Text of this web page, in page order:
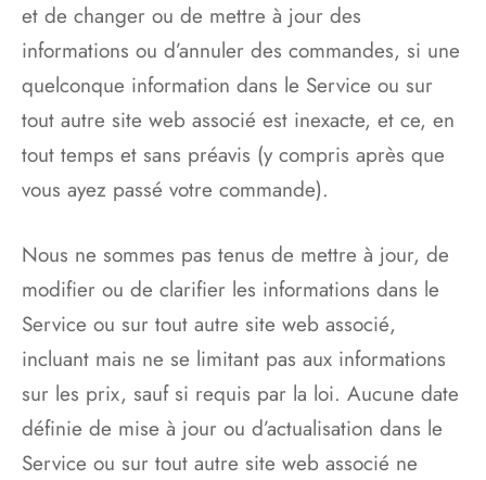
et de changer ou de mettre à jour des
informations ou d’annuler des commandes, si une
quelconque information dans le Service ou sur
tout autre site web associé est inexacte, et ce, en
tout temps et sans préavis (y compris après que
vous ayez passé votre commande).
Nous ne sommes pas tenus de mettre à jour, de
modifier ou de clarifier les informations dans le
Service ou sur tout autre site web associé,
incluant mais ne se limitant pas aux informations
sur les prix, sauf si requis par la loi. Aucune date
définie de mise à jour ou d’actualisation dans le
Service ou sur tout autre site web associé ne